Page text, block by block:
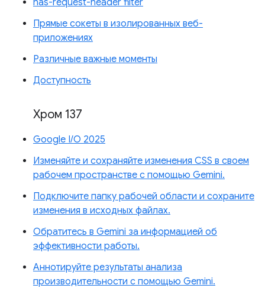
Прямые сокеты в изолированных веб-
приложениях
Различные важные моменты
Доступность
Хром 137
Google I/O 2025
Изменяйте и сохраняйте изменения CSS в своем
рабочем пространстве с помощью Gemini.
Подключите папку рабочей области и сохраните
изменения в исходных файлах.
Обратитесь в Gemini за информацией об
эффективности работы.
Аннотируйте результаты анализа
производительности с помощью Gemini.